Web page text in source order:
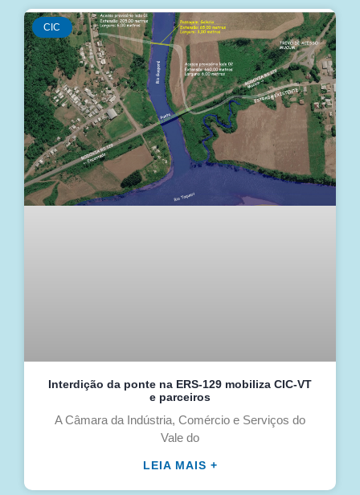
CIC
Interdição da ponte na ERS-129 mobiliza CIC-VT
e parceiros
A Câmara da Indústria, Comércio e Serviços do
Vale do
LEIA MAIS +